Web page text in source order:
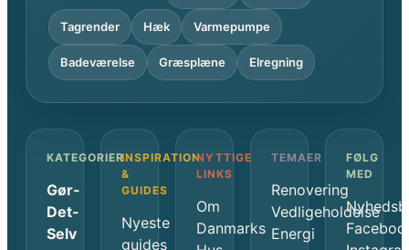
Tagrender Hæk Varmepumpe
Badeværelse Græsplæne Elregning
KATEGORIER
Gør-
Det-
Selv
INSPIRATION
&
GUIDES
Nyeste
guides
NYTTIGE
LINKS
Om
Danmarks
TEMAER
Renovering
Vedligeholdelse
Energi
FØLG
MED